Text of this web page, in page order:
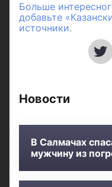
Больше
добавьте
источники.
Новости
В Салмачах
мужчину из